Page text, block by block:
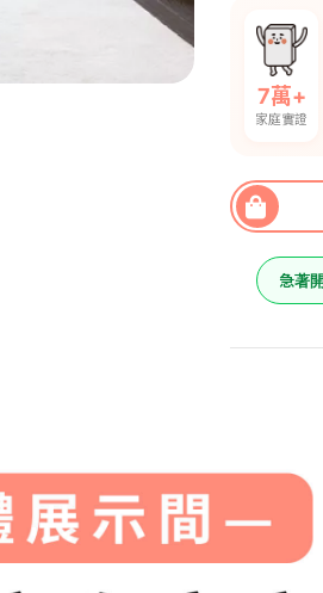
7萬+
家庭實證
急著